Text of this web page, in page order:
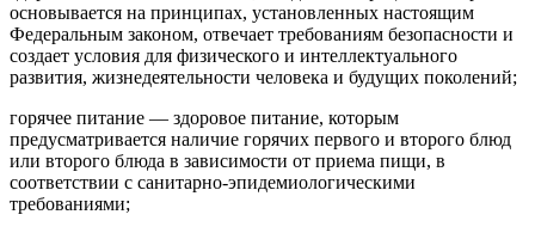
основывается на принципах, установленных настоящим
Федеральным законом, отвечает требованиям безопасности и
создает условия для физического и интеллектуального
развития, жизнедеятельности человека и будущих поколений;
горячее питание — здоровое питание, которым
предусматривается наличие горячих первого и второго блюд
или второго блюда в зависимости от приема пищи, в
соответствии с санитарно-эпидемиологическими
требованиями;